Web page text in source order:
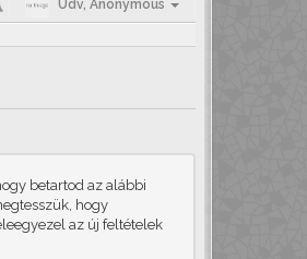
Üdv, Anonymous
betartod az alábbi
hogy
az új feltételek